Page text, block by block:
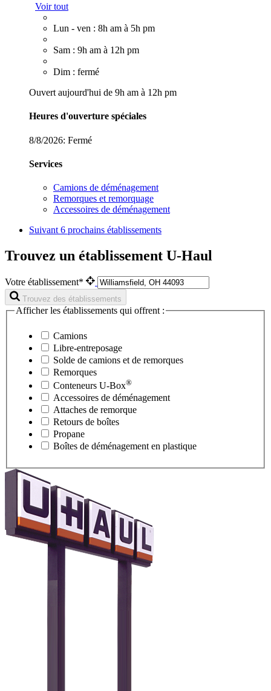
Voir tout
Lun - ven : 8h am à 5h pm
Sam : 9h am à 12h pm
Dim : fermé
Ouvert aujourd'hui de 9h am à 12h pm
Heures d'ouverture spéciales
8/8/2026: Fermé
Services
Camions de déménagement
Remorques et remorquage
Accessoires de déménagement
Suivant 6 prochains établissements
Trouvez un établissement U-Haul
Votre établissement*
Trouvez des établissements
Afficher les établissements qui offrent :
Camions
Libre-entreposage
Solde de camions et de remorques
Remorques
Conteneurs U-Box®
Accessoires de déménagement
Attaches de remorque
Retours de boîtes
Propane
Boîtes de déménagement en plastique